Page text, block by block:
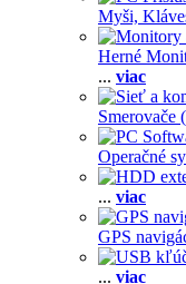
Myši,
Herné
... viac
Smerovače
Operačné
... viac
GPS
... viac